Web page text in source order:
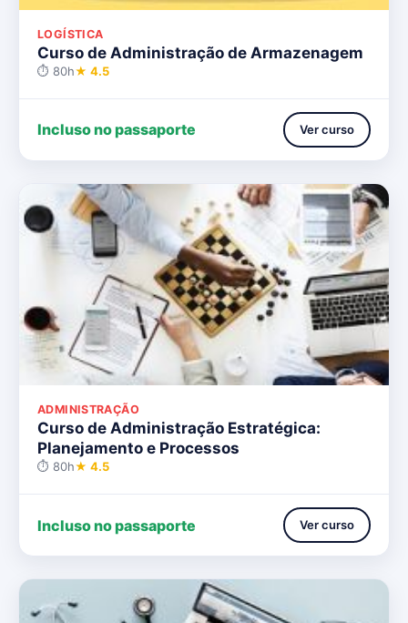
LOGÍSTICA
Curso de Administração de Armazenagem
⏱ 80h★ 4.5
Incluso no passaporte Ver curso
ADMINISTRAÇÃO
Curso de Administração Estratégica:
Planejamento e Processos
⏱ 80h★ 4.5
Incluso no passaporte Ver curso